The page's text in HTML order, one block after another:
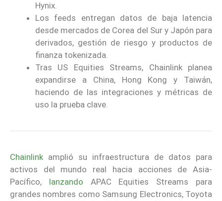
Hynix.
Los feeds entregan datos de baja latencia
desde mercados de Corea del Sur y Japón para
derivados, gestión de riesgo y productos de
finanza tokenizada.
Tras US Equities Streams, Chainlink planea
expandirse a China, Hong Kong y Taiwán,
haciendo de las integraciones y métricas de
uso la prueba clave.
Chainlink amplió su infraestructura de datos para
activos del mundo real hacia acciones de Asia-
Pacífico, lanzando APAC Equities Streams para
grandes nombres como Samsung Electronics, Toyota